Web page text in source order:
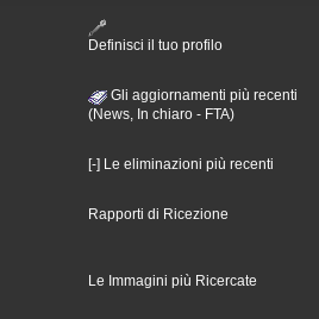
Definisci il tuo profilo
Gli aggiornamenti più recenti
(News, In chiaro - FTA)
[-] Le eliminazioni più recenti
Rapporti di Ricezione
Le Immagini più Ricercate